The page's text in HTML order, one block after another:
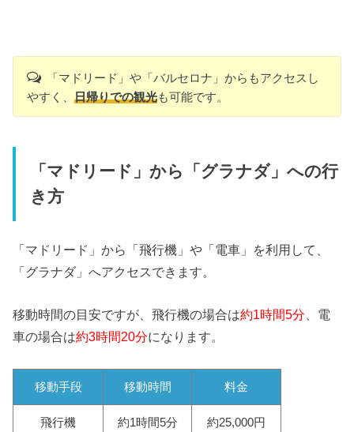
「マドリード」や「バルセロナ」からもアクセスし
やすく、日帰りでの観光も可能です。
「マドリード」から「グラナダ」への行
き方
「マドリード」から「飛行機」や「電車」を利用して、
「グラナダ」へアクセスできます。
移動時間の目安ですが、飛行機の場合は約1時間5分 、電
車の場合は約3時間20分になります。
移動手段 移動時間 料金
飛行機 約1時間5分 約25,000円